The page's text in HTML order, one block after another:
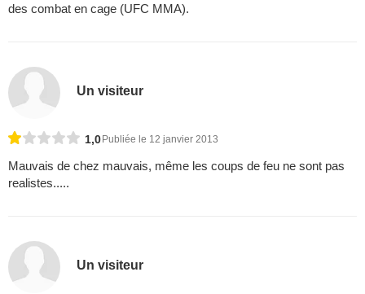
des combat en cage (UFC MMA).
Un visiteur
1,0Publiée le 12 janvier 2013
Mauvais de chez mauvais, même les coups de feu ne sont pas
realistes.....
Un visiteur